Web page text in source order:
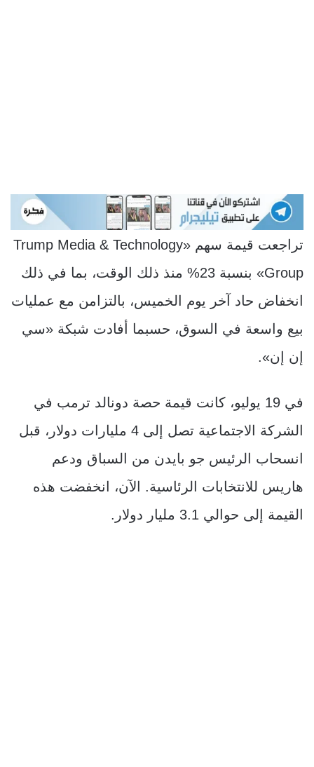
تراجعت قيمة سهم «Trump Media & Technology
Group» بنسبة 23% منذ ذلك الوقت، بما في ذلك
انخفاض حاد آخر يوم الخميس، بالتزامن مع عمليات
بيع واسعة في السوق، حسبما أفادت شبكة «سي
إن إن».
في 19 يوليو، كانت قيمة حصة دونالد ترمب في
الشركة الاجتماعية تصل إلى 4 مليارات دولار، قبل
انسحاب الرئيس جو بايدن من السباق ودعم
هاريس للانتخابات الرئاسية. الآن، انخفضت هذه
القيمة إلى حوالي 3.1 مليار دولار.